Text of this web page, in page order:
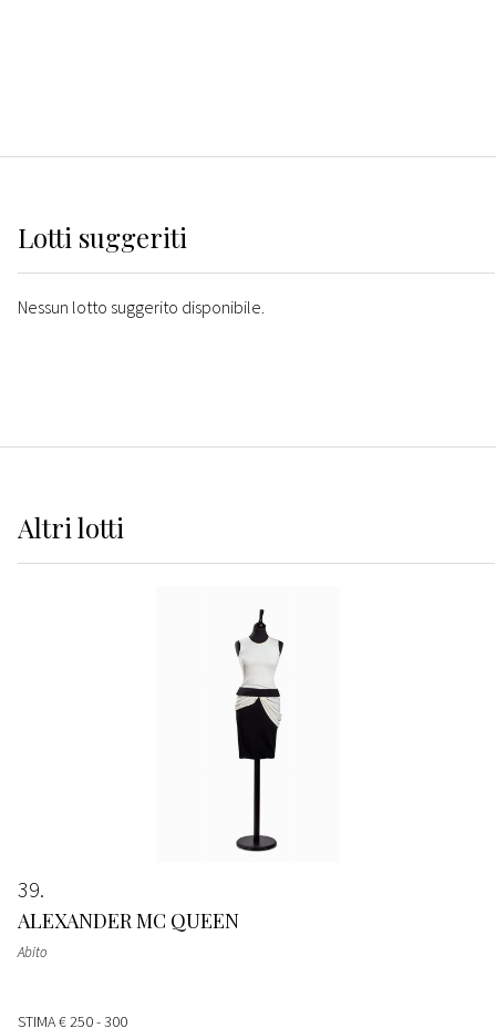
Lotti suggeriti
Nessun lotto suggerito disponibile.
Altrilotti
39
ALEXANDER MC QUEEN
Abito
STIMA€ 250 - 300